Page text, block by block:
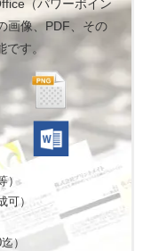
（パワーポイン
画像、PDF、その
です。
）
可）
）